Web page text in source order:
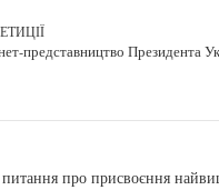
представництво Президента
про присвоєння